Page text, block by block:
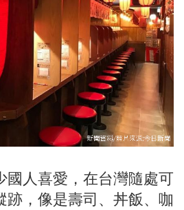
國人喜愛，在台灣隨處可
跡，像是壽司、丼飯、咖